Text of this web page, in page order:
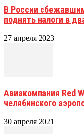
В России
поднять налоги в
27 апреля 2023
Авиакомпания Red
челябинского
30 апреля 2021